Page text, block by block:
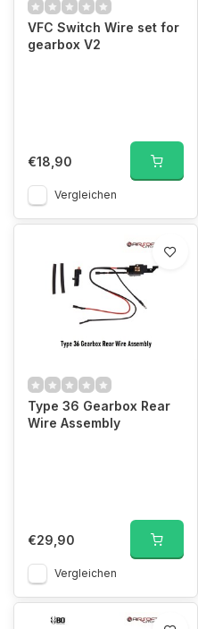
VFC Switch Wire set for
gearbox V2
€18,90
Vergleichen
Type 36 Gearbox Rear
Wire Assembly
€29,90
Vergleichen